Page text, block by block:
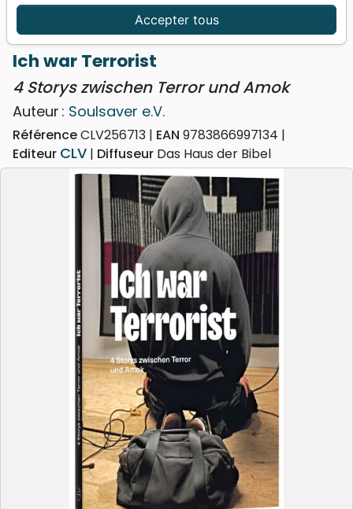
Ich war Terrorist - 4 Storys zwischen Terror und
Ich war Terrorist
4 Storys zwischen Terror und Amok
Auteur : Soulsaver e.V.
RéférenceCLV256713 EAN 9783866997134
Editeur CLV Diffuseur Das Haus der Bibel
Accepter tous